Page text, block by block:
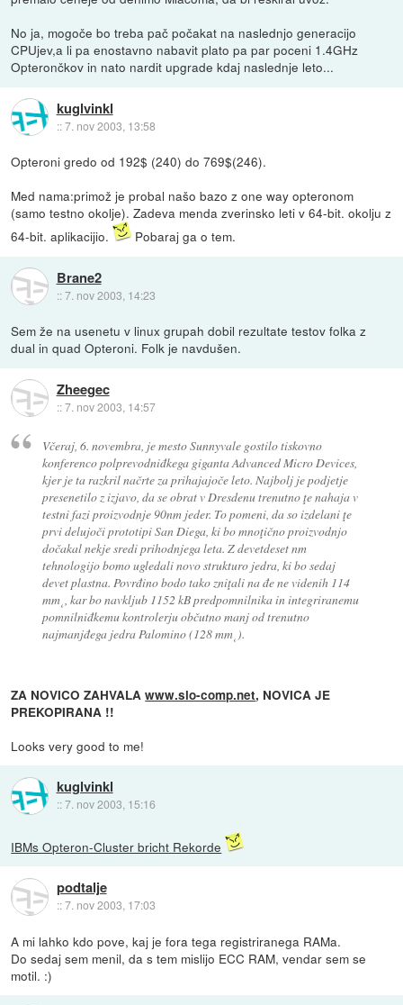
No ja, mogoče bo treba pač počakat na naslednjo generacijo
CPUjev,a li pa enostavno nabavit plato pa par poceni 1.4GHz
Opterončkov in nato nardit upgrade kdaj naslednje leto...
kuglvinkl
::7. nov 2003, 13:58
Opteroni gredo od 192$ (240) do 769$(246).
Med nama:primož je probal našo bazo z one way opteronom
(samo testno okolje). Zadeva menda zverinsko leti v 64-bit. okolju z
64-bit. aplikacijio.
Pobaraj ga o tem.
Brane2
::7. nov 2003, 14:23
Sem že na usenetu v linux grupah dobil rezultate testov folka z
dual in quad Opteroni. Folk je navdušen.
Zheegec
::7. nov 2003, 14:57
Včeraj, 6. novembra, je mesto Sunnyvale gostilo tiskovno
konferenco polprevodniđkega giganta Advanced Micro Devices,
kjer je ta razkril načrte za prihajajoče leto. Najbolj je podjetje
presenetilo z izjavo, da se obrat v Dresdenu trenutno ţe nahaja v
testni fazi proizvodnje 90nm jeder. To pomeni, da so izdelani ţe
prvi delujoči prototipi San Diega, ki bo mnoţično proizvodnjo
dočakal nekje sredi prihodnjega leta. Z devetdeset nm
tehnologijo bomo ugledali novo strukturo jedra, ki bo sedaj
devet plastna. Povrđino bodo tako zniţali na đe ne videnih 114
mm˛, kar bo navkljub 1152 kB predpomnilnika in integriranemu
pomnilniđkemu kontrolerju občutno manj od trenutno
najmanjđega jedra Palomino (128 mm˛).
ZA NOVICO ZAHVALAwww.slo-comp.net, NOVICA JE
PREKOPIRANA !!
Looks very good to me!
kuglvinkl
::7. nov 2003, 15:16
IBMs Opteron-Cluster bricht Rekorde
podtalje
::7. nov 2003, 17:03
A mi lahko kdo pove, kaj je fora tega registriranega RAMa.
Do sedaj sem menil, da s tem mislijo ECC RAM, vendar sem se
motil. :)